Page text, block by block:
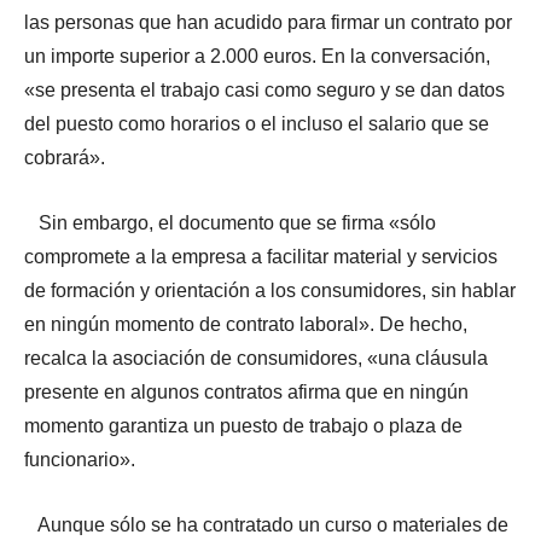
las personas que han acudido para firmar un contrato por
un importe superior a 2.000 euros. En la conversación,
«se presenta el trabajo casi como seguro y se dan datos
del puesto como horarios o el incluso el salario que se
cobrará».
Sin embargo, el documento que se firma «sólo
compromete a la empresa a facilitar material y servicios
de formación y orientación a los consumidores, sin hablar
en ningún momento de contrato laboral». De hecho,
recalca la asociación de consumidores, «una cláusula
presente en algunos contratos afirma que en ningún
momento garantiza un puesto de trabajo o plaza de
funcionario».
Aunque sólo se ha contratado un curso o materiales de